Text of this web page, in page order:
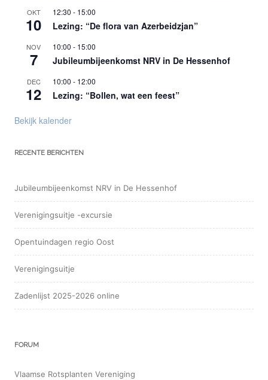
OKT
10
12:30 - 15:00
Lezing: “De flora van Azerbeidzjan”
NOV
7
10:00 - 15:00
Jubileumbijeenkomst NRV in De Hessenhof
DEC
12
10:00 - 12:00
Lezing: “Bollen, wat een feest”
Bekijk kalender
RECENTE BERICHTEN
Jubileumbijeenkomst NRV in De Hessenhof
Verenigingsuitje -excursie
Opentuindagen regio Oost
Verenigingsuitje
Zadenlijst 2025-2026 online
FORUM
Vlaamse Rotsplanten Vereniging